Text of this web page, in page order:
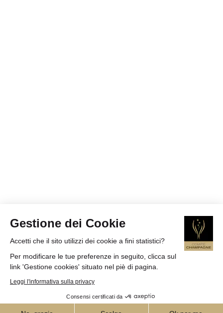
Gestione dei Cookie
Accetti che il sito utilizzi dei cookie a fini statistici?
Per modificare le tue preferenze in seguito, clicca sul
link 'Gestione cookies' situato nel piè di pagina.
Leggi l'informativa sulla privacy
Consensi certificati da